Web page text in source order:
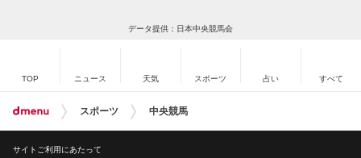
データ提供：日本中央競馬会
TOP ニュース 天気 スポーツ 占い すべて
スポーツ 中央競馬
サイトご利用にあたって